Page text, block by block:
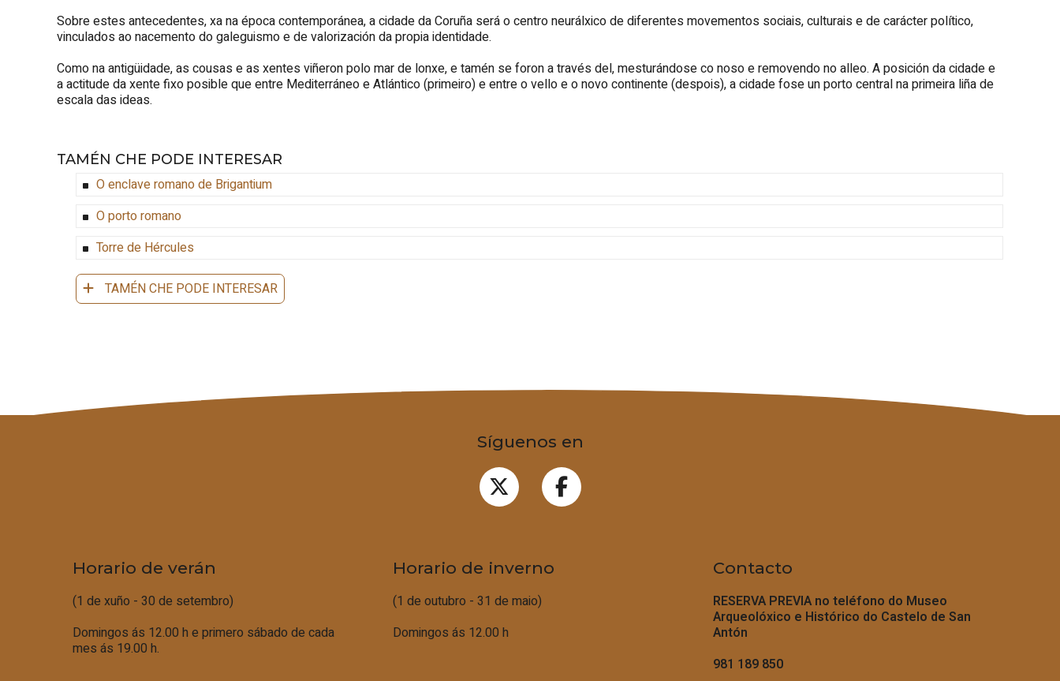
Sobre estes antecedentes, xa na época contemporánea, a cidade da Coruña será o centro neurálxico de diferentes movementos sociais, culturais e de carácter político,
vinculados ao nacemento do galeguismo e de valorización da propia identidade.
Como na antigüidade, as cousas e as xentes viñeron polo mar de lonxe, e tamén se foron a través del, mesturándose co noso e removendo no alleo. A posición da cidade e
a actitude da xente fixo posible que entre Mediterráneo e Atlántico (primeiro) e entre o vello e o novo continente (despois), a cidade fose un porto central na primeira liña de
escala das ideas.
TAMÉN CHE PODE INTERESAR
O enclave romano de Brigantium
O porto romano
Torre de Hércules
TAMÉN CHE PODE INTERESAR
Síguenos en
Horario de verán
(1 de xuño - 30 de setembro)
Domingos ás 12.00 h e primero sábado de cada
mes ás 19.00 h.
Horario de inverno
(1 de outubro - 31 de maio)
Domingos ás 12.00 h
Contacto
RESERVA PREVIA no teléfono do Museo
Arqueolóxico e Histórico do Castelo de San
Antón
981 189 850